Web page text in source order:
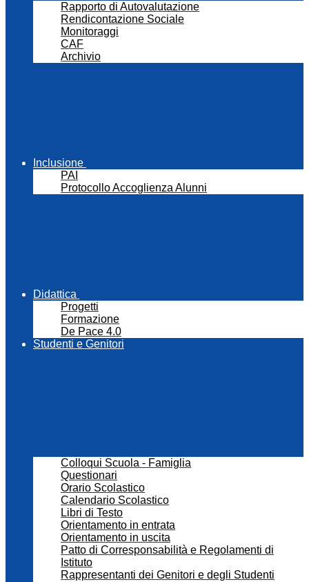
Rapporto di Autovalutazione
Rendicontazione Sociale
Monitoraggi
CAF
Archivio
Inclusione
PAI
Protocollo Accoglienza Alunni
Didattica
Progetti
Formazione
De Pace 4.0
Studenti e Genitori
Colloqui Scuola - Famiglia
Questionari
Orario Scolastico
Calendario Scolastico
Libri di Testo
Orientamento in entrata
Orientamento in uscita
Patto di Corresponsabilità e Regolamenti di
Istituto
Rappresentanti dei Genitori e degli Studenti